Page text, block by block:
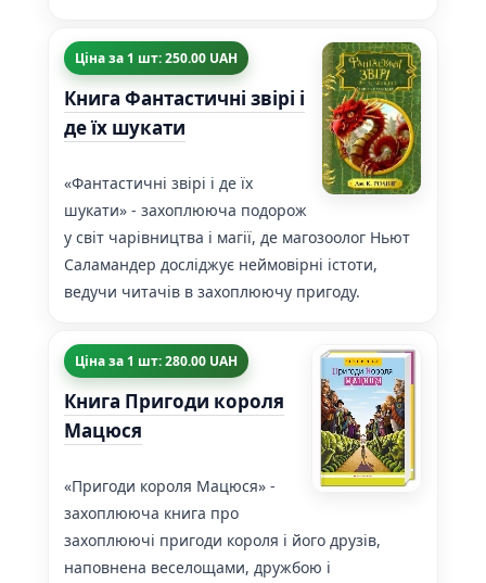
Ціна за 1 шт: 250.00 UAH
Книга Фантастичні звірі і
де їх шукати
«Фантастичні звірі і де їх
шукати» - захоплююча подорож
у світ чарівництва і магії, де магозоолог Ньют
Саламандер досліджує неймовірні істоти,
ведучи читачів в захоплюючу пригоду.
Ціна за 1 шт: 280.00 UAH
Книга Пригоди короля
Мацюся
«Пригоди короля Мацюся» -
захоплююча книга про
захоплюючі пригоди короля і його друзів,
наповнена веселощами, дружбою і